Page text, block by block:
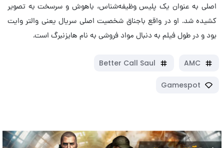
اصلی به عنوان یک پلیس وظیفه‌شناس، باهوش و سرسخت به تصویر
کشیده شد. او در واقع باجناق شخصیت اصلی سریال یعنی والتر وایت
بود و در طول فیلم به دنبال مواد فروشی به نام هایزنبرگ است.
AMC
Better Call Saul
Gamespot